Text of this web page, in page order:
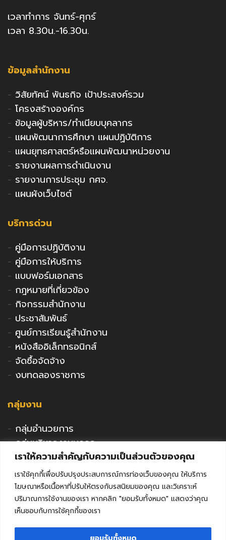
เราให้ความสำคัญกับความเป็นส่วนตัวของคุณ
เราใช้คุกกี้เพื่อปรับปรุงประสบการณ์การท่องเว็บของคุณ ให้บริการ
โฆษณาหรือเนื้อหาที่ปรับให้ตรงกับรสนิยมของคุณ และวิเคราะห์
ปริมาณการใช้งานของเรา หากคลิก "ยอมรับทั้งหมด" แสดงว่าคุณ
เห็นชอบกับการใช้คุกกี้ของเรา
เวลาทำการ จันทร์-ศุกร์
เวลา 8.30น.-16.30น.
ข้อมูลสำนักงาน
- วิสัยทัศน์ พันธกิจ เป้าประสงค์รวม
- โครงสร้างองค์กร
- ข้อมูลผู้บริหาร/ทำเนียบบุคลากร
- แผนพัฒนาการศึกษา แผนปฏิบัติการ
- แผนยุทธศาสตร์หรือแผนพัฒนาหน่วยงาน
- รายงานผลการดำเนินงาน
- รายงานการประชุม กศจ.
- แผนผังเว็บไซต์
บริการด่วน
- คู่มือการปฏิบัติงาน
- คู่มือการให้บริการ
- แบบฟอร์มเอกสาร
- กฎหมายที่เกี่ยวข้อง
- กิจกรรมสำนักงาน
- ประชาสัมพันธ์
- ศูนย์การเรียนรู้สำนักงาน
- หนังสืออิเล็กทรอนิกส์
- จัดซื้อจัดจ้าง
- งบทดลองราชการ
กลุ่มงาน
- กลุ่มอำนวยการ
-กลุ่มบริหารงานบุคคล
กลุ่มนโยบายและแผน
-กลุ่มนิเทศติดตามและประเมินผล
-กลุ่มพัฒนาการศึกษา
-กลุ่มส่งเสริมการศึกษาเอกชน
-กลุ่มกิจการลูกเสือฯ
-หน่วยตรวจสอบภายใน